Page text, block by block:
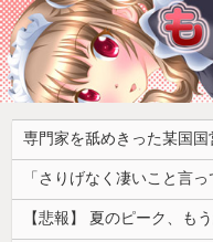
【悲報】 夏のピーク、も